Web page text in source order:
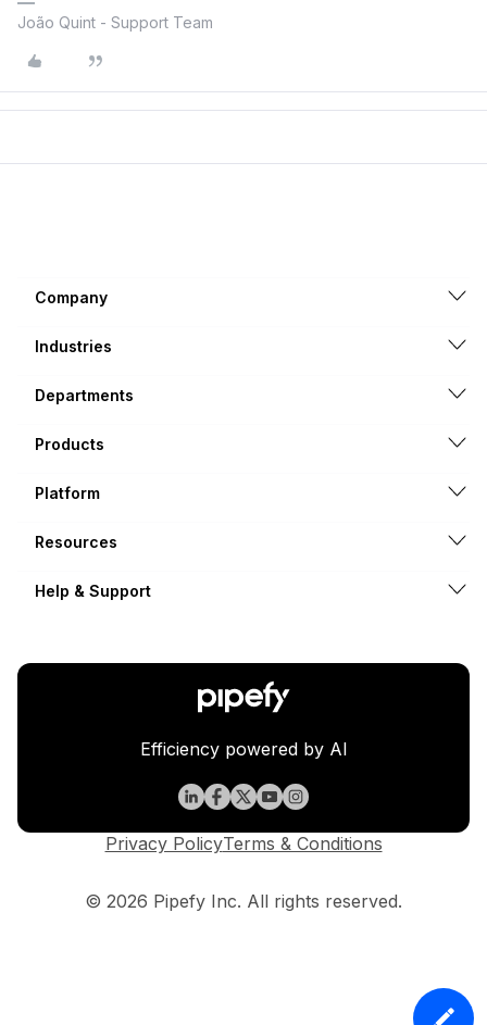
João Quint - Support Team
Company
Industries
Departments
Products
Platform
Resources
Help & Support
Efficiency powered by AI
© 2026 Pipefy Inc. All rights reserved.
Privacy PolicyTerms & Conditions